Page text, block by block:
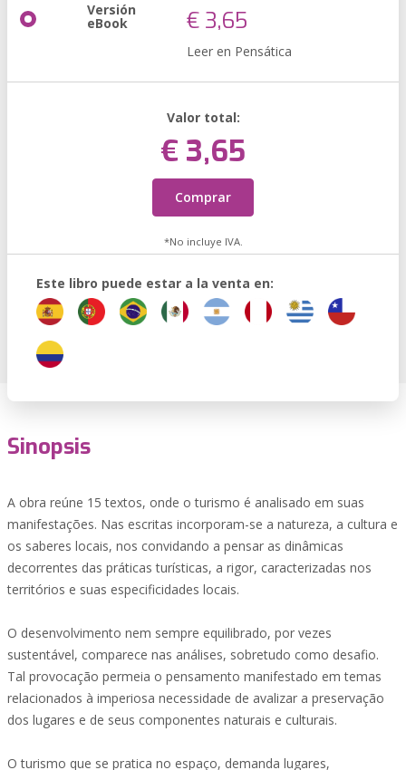
Versión
eBook € 3,65
Leer en Pensática
Valor total:
€ 3,65
Comprar
*No incluye IVA.
Este libro puede estar a la venta en:
Sinopsis
A obra reúne 15 textos, onde o turismo é analisado em suas
manifestações. Nas escritas incorporam-se a natureza, a cultura e
os saberes locais, nos convidando a pensar as dinâmicas
decorrentes das práticas turísticas, a rigor, caracterizadas nos
territórios e suas especificidades locais.
O desenvolvimento nem sempre equilibrado, por vezes
sustentável, comparece nas análises, sobretudo como desafio.
Tal provocação permeia o pensamento manifestado em temas
relacionados à imperiosa necessidade de avalizar a preservação
dos lugares e de seus componentes naturais e culturais.
O turismo que se pratica no espaço, demanda lugares,